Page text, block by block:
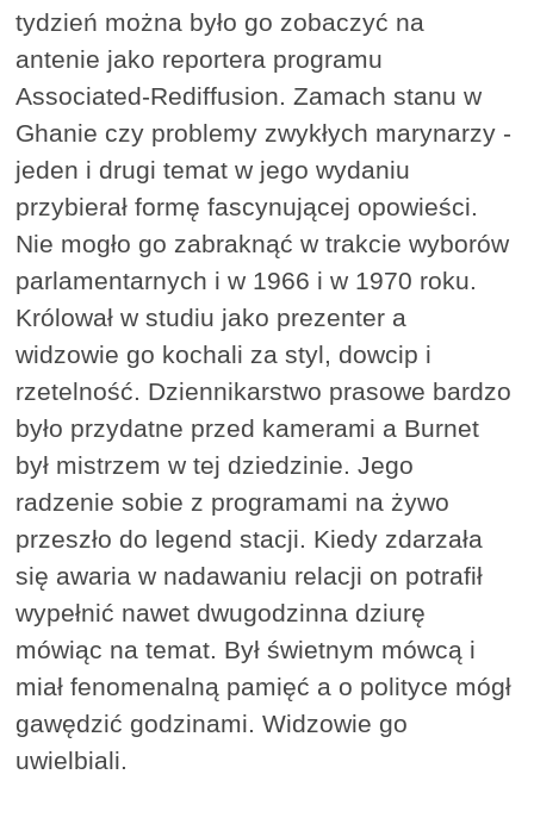
tydzień można było go zobaczyć na
antenie jako reportera programu
Associated-Rediffusion. Zamach stanu w
Ghanie czy problemy zwykłych marynarzy -
jeden i drugi temat w jego wydaniu
przybierał formę fascynującej opowieści.
Nie mogło go zabraknąć w trakcie wyborów
parlamentarnych i w 1966 i w 1970 roku.
Królował w studiu jako prezenter a
widzowie go kochali za styl, dowcip i
rzetelność. Dziennikarstwo prasowe bardzo
było przydatne przed kamerami a Burnet
był mistrzem w tej dziedzinie. Jego
radzenie sobie z programami na żywo
przeszło do legend stacji. Kiedy zdarzała
się awaria w nadawaniu relacji on potrafił
wypełnić nawet dwugodzinna dziurę
mówiąc na temat. Był świetnym mówcą i
miał fenomenalną pamięć a o polityce mógł
gawędzić godzinami. Widzowie go
uwielbiali.